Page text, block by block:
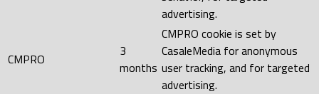
advertising.
CMPRO
3
months
CMPRO cookie is set by
CasaleMedia for anonymous
user tracking, and for targeted
advertising.